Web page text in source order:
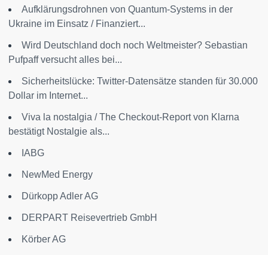
Aufklärungsdrohnen von Quantum-Systems in der
Ukraine im Einsatz / Finanziert...
Wird Deutschland doch noch Weltmeister? Sebastian
Pufpaff versucht alles bei...
Sicherheitslücke: Twitter-Datensätze standen für 30.000
Dollar im Internet...
Viva la nostalgia / The Checkout-Report von Klarna
bestätigt Nostalgie als...
IABG
NewMed Energy
Dürkopp Adler AG
DERPART Reisevertrieb GmbH
Körber AG